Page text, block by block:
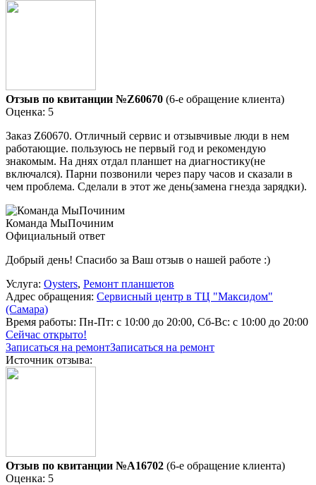
Отзыв по квитанции №Z60670 (6-е обращение клиента)
Оценка: 5
Заказ Z60670. Отличный сервис и отзывчивые люди в нем
работающие. пользуюсь не первый год и рекомендую
знакомым. На днях отдал планшет на диагностику(не
включался). Парни позвонили через пару часов и сказали в
чем проблема. Сделали в этот же день(замена гнезда зарядки).
Команда МыПочиним
Официальный ответ
Добрый день! Спасибо за Ваш отзыв о нашей работе :)
Услуга: Oysters, Ремонт планшетов
Адрес обращения: Сервисный центр в ТЦ "Максидом"
(Самара)
Время работы: Пн-Пт: с 10:00 до 20:00, Сб-Вс: с 10:00 до 20:00
Сейчас открыто!
Записаться на ремонтЗаписаться на ремонт
Источник отзыва:
Отзыв по квитанции №A16702 (6-е обращение клиента)
Оценка: 5